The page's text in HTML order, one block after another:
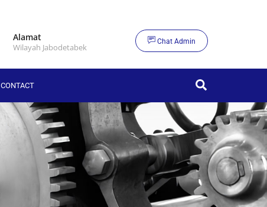
CONTACT
Alamat
Wilayah Jabodetabek
Chat Admin